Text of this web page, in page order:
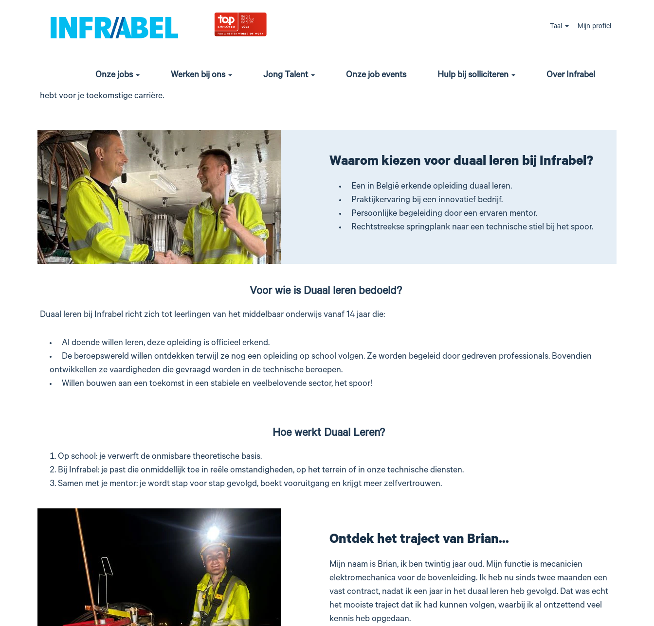
Taal Mijn profiel
Onze jobs Werken bij ons Jong Talent Onze job events Hulp bij solliciteren Over Infrabel
Duaal leren bij Infrabel: een opleiding die je klaarstoomt voor een
Wil je de theorie die je geleerd hebt op school combineren met de praktijk op het terrein? Met Duaal leren bij Infrabel ontdek je al vanaf je 14e welke stielen
hebt voor je toekomstige carrière.
Waarom kiezen voor duaal leren bij Infrabel?
Een in België erkende opleiding duaal leren.
Praktijkervaring bij een innovatief bedrijf.
Persoonlijke begeleiding door een ervaren mentor.
Rechtstreekse springplank naar een technische stiel bij het spoor.
Voor wie is Duaal leren bedoeld?
Duaal leren bij Infrabel richt zich tot leerlingen van het middelbaar onderwijs vanaf 14 jaar die:
Al doende willen leren, deze opleiding is officieel erkend.
De beroepswereld willen ontdekken terwijl ze nog een opleiding op school volgen. Ze worden begeleid door gedreven professionals. Bovendien
ontwikkellen ze vaardigheden die gevraagd worden in de technische beroepen.
Willen bouwen aan een toekomst in een stabiele en veelbelovende sector, het spoor!
Hoe werkt Duaal Leren?
Op school: je verwerft de onmisbare theoretische basis.
Bij Infrabel: je past die onmiddellijk toe in reële omstandigheden, op het terrein of in onze technische diensten.
Samen met je mentor: je wordt stap voor stap gevolgd, boekt vooruitgang en krijgt meer zelfvertrouwen.
Ontdek het traject van Brian...
Mijn naam is Brian, ik ben twintig jaar oud. Mijn functie is mecanicien
elektromechanica voor de bovenleiding. Ik heb nu sinds twee maanden een
vast contract, nadat ik een jaar in het duaal leren heb gevolgd. Dat was echt
het mooiste traject dat ik had kunnen volgen, waarbij ik al ontzettend veel
kennis heb opgedaan.